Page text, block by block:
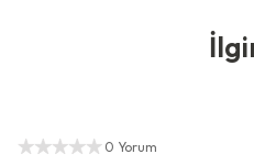
İlginizi
0 Yorum